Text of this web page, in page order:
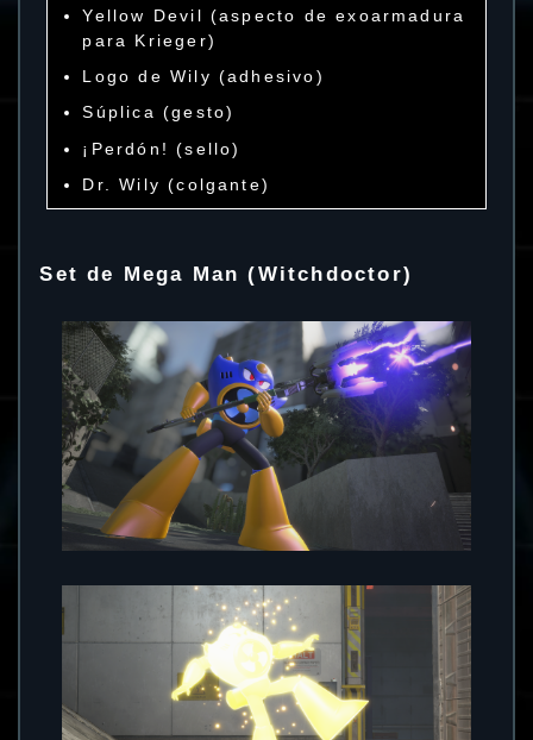
Yellow Devil (aspecto de exoarmadura
para Krieger)
Logo de Wily (adhesivo)
Súplica (gesto)
¡Perdón! (sello)
Dr. Wily (colgante)
Set de Mega Man (Witchdoctor)